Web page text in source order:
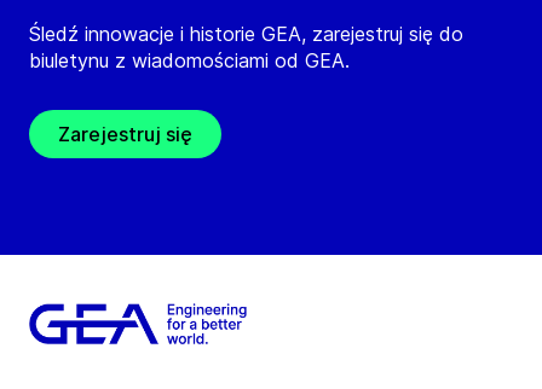
Śledź innowacje i historie GEA, zarejestruj się do
biuletynu z wiadomościami od GEA.
Zarejestruj się